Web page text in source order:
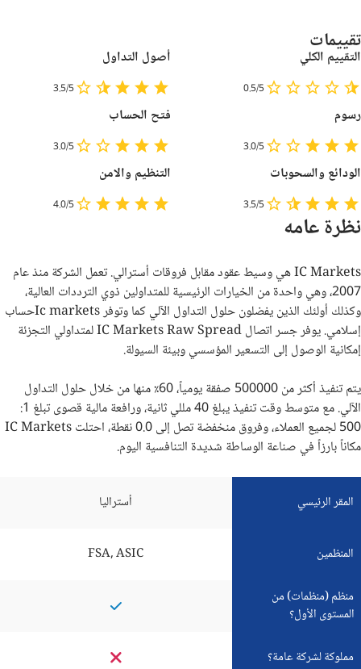
تقييمات
التقييم الكلي
0.5/5
رسوم
3.0/5
الودائع والسحوبات
3.5/5
أصول التداول
3.5/5
فتح الحساب
3.0/5
التنظيم والامن
4.0/5
نظرة عامه
IC Marketsهي وسيط عقود مقابل فروقات أسترالي. تعمل الشركة منذ عام
2007، وهي واحدة من الخيارات الرئيسية للمتداولين ذوي الترددات العالية،
وكذلك أولئك الذين يفضلون حلول التداول الآلي كما وتوفرIc marketsحساب
إسلامي. يوفر جسر اتصالIC Markets Raw Spreadلمتداولي التجزئة
إمكانية الوصول إلى التسعير المؤسسي وبيئة السيولة.
يتم تنفيذ أكثر من 500000 صفقة يومياً، 60٪ منها من خلال حلول التداول
الآلي. مع متوسط ​​وقت تنفيذ يبلغ 40 مللي ثانية، ورافعة مالية قصوى تبلغ 1:
500 لجميع العملاء، وفروق منخفضة تصل إلى 0.0 نقطة، احتلت
IC Markets
مكاناً بارزاً في صناعة الوساطة شديدة التنافسية اليوم.
المقر الرئيسي أستراليا
المنظمين FSA, ASIC
منظم (منظمات) من
المستوى الأول؟
مملوكة لشركة عامة؟